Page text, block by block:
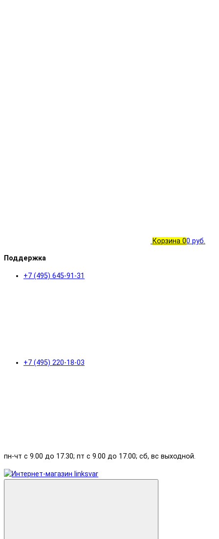
Корзина 00 руб.
Поддержка
+7 (495) 645-91-31
+7 (495) 220-18-03
пн-чт с 9.00 до 17.30; пт с 9.00 до 17.00; сб, вс выходной.